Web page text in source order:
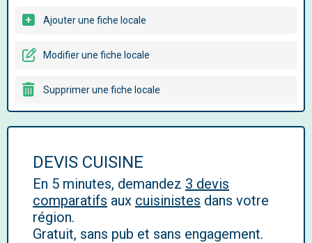
Ajouter une fiche locale
Modifier une fiche locale
Supprimer une fiche locale
DEVIS CUISINE
En 5 minutes, demandez 3 devis
comparatifs aux cuisinistes dans votre
région.
Gratuit, sans pub et sans engagement.